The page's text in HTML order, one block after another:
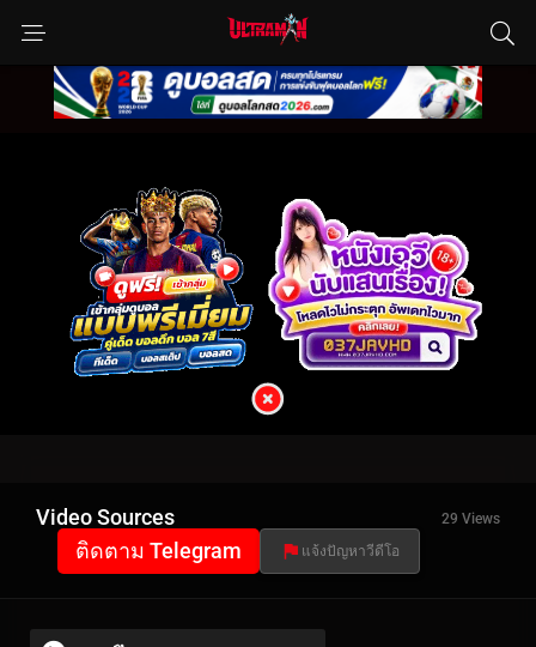
Video Sources 29 Views
ติดตาม Telegram แจ้งปัญหาวีดีโอ